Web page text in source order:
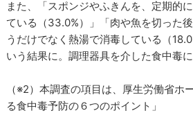
また、「スポンジやふきんを、定期的
ている（33.0%）」「肉や魚を切った
うだけでなく熱湯で消毒している（
いう結果に。調理器具を介した食中毒
（※2）本調査の項目は、厚生労働省ホ
る食中毒予防の６つのポイント」